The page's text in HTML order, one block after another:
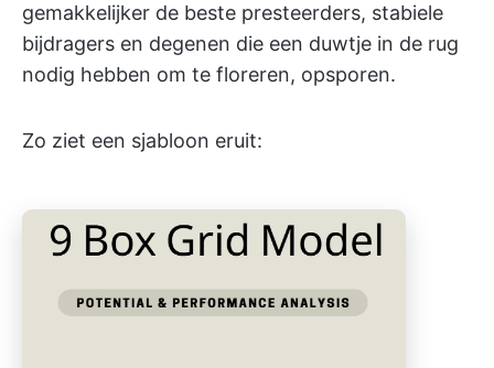
gemakkelijker de beste presteerders, stabiele
bijdragers en degenen die een duwtje in de rug
nodig hebben om te floreren, opsporen.
Zo ziet een sjabloon eruit: